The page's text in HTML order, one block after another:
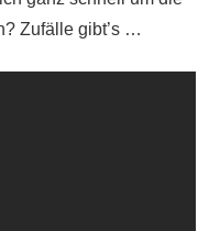
Zufälle gibt’s …